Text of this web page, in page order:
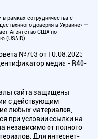
в рамках сотрудничества с
доверия в Украине» —
Агентство США по
(USAID)
№703 от 10.08.2023
медиа - R40-
сайта защищены
с действующим
любых материалов,
при условии ссылки на
независимо от полного
Для интернет-